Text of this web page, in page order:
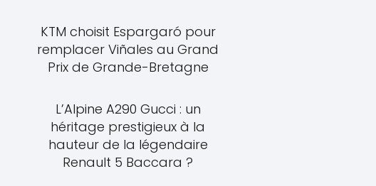
KTM choisit Espargaró pour
remplacer Viñales au Grand
Prix de Grande-Bretagne
L’Alpine A290 Gucci : un
héritage prestigieux à la
hauteur de la légendaire
Renault 5 Baccara ?